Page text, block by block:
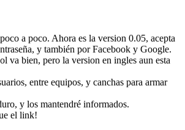
a poco. Ahora es la version 0.05, acepta
y también por Facebook y Google.
va bien, pero la version en ingles aun esta
entre equipos, y canchas para armar
y los mantendré informados.
el link!